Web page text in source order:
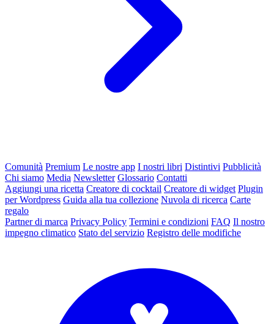
Comunità Premium Le nostre app I nostri libri Distintivi Pubblicità
Chi siamo Media Newsletter Glossario Contatti
Aggiungi una ricetta Creatore di cocktail Creatore di widget Plugin
per Wordpress Guida alla tua collezione Nuvola di ricerca Carte
regalo
Partner di marca Privacy Policy Termini e condizioni FAQ Il nostro
impegno climatico Stato del servizio Registro delle modifiche